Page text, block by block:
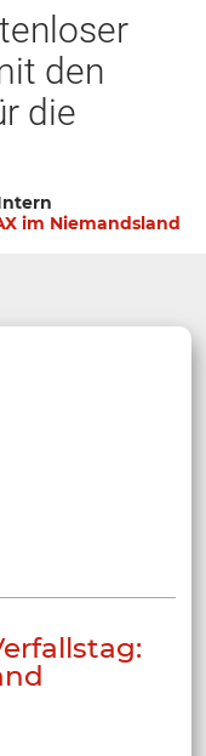
den
die
im Niemandsland